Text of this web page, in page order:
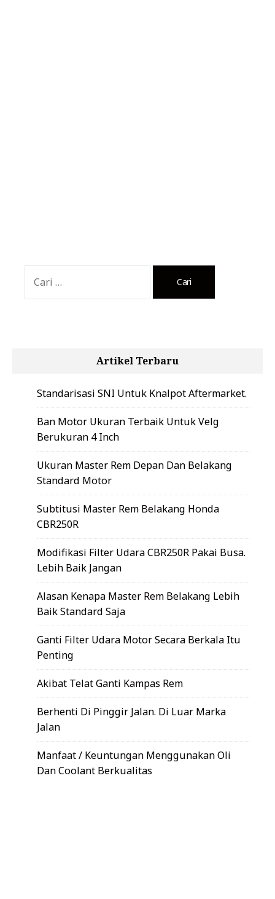
untuk:
Artikel Terbaru
Standarisasi SNI Untuk Knalpot Aftermarket.
Ban Motor Ukuran Terbaik Untuk Velg
Berukuran 4 Inch
Ukuran Master Rem Depan Dan Belakang
Standard Motor
Subtitusi Master Rem Belakang Honda
CBR250R
Modifikasi Filter Udara CBR250R Pakai Busa.
Lebih Baik Jangan
Alasan Kenapa Master Rem Belakang Lebih
Baik Standard Saja
Ganti Filter Udara Motor Secara Berkala Itu
Penting
Akibat Telat Ganti Kampas Rem
Berhenti Di Pinggir Jalan. Di Luar Marka
Jalan
Manfaat / Keuntungan Menggunakan Oli
Dan Coolant Berkualitas